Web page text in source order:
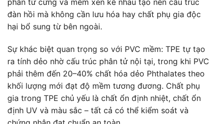
phân tử cứng và mềm xen kẽ nhau tạo nên cấu trúc
đàn hồi mà không cần lưu hóa hay chất phụ gia độc
hại bổ sung từ bên ngoài.
Sự khác biệt quan trọng so với PVC mềm: TPE tự tạo
ra tính dẻo nhờ cấu trúc phân tử nội tại, trong khi PVC
phải thêm đến 20–40% chất hóa dẻo Phthalates theo
khối lượng mới đạt độ mềm tương đương. Chất phụ
gia trong TPE chủ yếu là chất ổn định nhiệt, chất ổn
định UV và màu sắc – tất cả có thể kiểm soát và